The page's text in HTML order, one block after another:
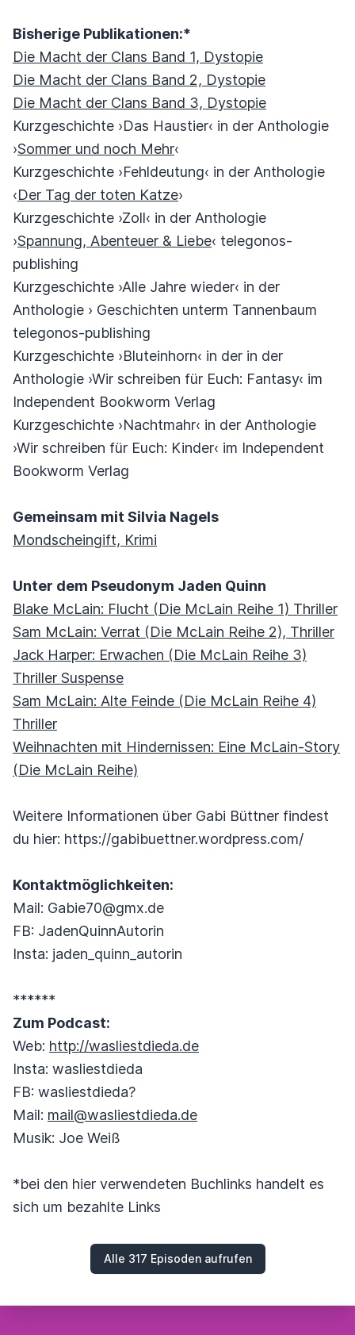
Bisherige Publikationen:*
Die Macht der Clans Band 1, Dystopie
Die Macht der Clans Band 2, Dystopie
Die Macht der Clans Band 3, Dystopie
Kurzgeschichte ›Das Haustier‹ in der Anthologie
›Sommer und noch Mehr‹
Kurzgeschichte ›Fehldeutung‹ in der Anthologie
‹Der Tag der toten Katze›
Kurzgeschichte ›Zoll‹ in der Anthologie
›Spannung, Abenteuer & Liebe‹ telegonos-
publishing
Kurzgeschichte ›Alle Jahre wieder‹ in der
Anthologie › Geschichten unterm Tannenbaum
telegonos-publishing
Kurzgeschichte ›Bluteinhorn‹ in der in der
Anthologie ›Wir schreiben für Euch: Fantasy‹ im
Independent Bookworm Verlag
Kurzgeschichte ›Nachtmahr‹ in der Anthologie
›Wir schreiben für Euch: Kinder‹ im Independent
Bookworm Verlag
Gemeinsam mit Silvia Nagels
Mondscheingift, Krimi
Unter dem Pseudonym Jaden Quinn
Blake McLain: Flucht (Die McLain Reihe 1) Thriller
Sam McLain: Verrat (Die McLain Reihe 2), Thriller
Jack Harper: Erwachen (Die McLain Reihe 3)
Thriller Suspense
Sam McLain: Alte Feinde (Die McLain Reihe 4)
Thriller
Weihnachten mit Hindernissen: Eine McLain-Story
(Die McLain Reihe)
Weitere Informationen über Gabi Büttner findest
du hier: https://gabibuettner.wordpress.com/
Kontaktmöglichkeiten:
Mail: Gabie70@gmx.de
FB: JadenQuinnAutorin
Insta: jaden_quinn_autorin
******
Zum Podcast:
Web: http://wasliestdieda.de
Insta: wasliestdieda
FB: wasliestdieda?
Mail: mail@wasliestdieda.de
Musik: Joe Weiß
*bei den hier verwendeten Buchlinks handelt es
sich um bezahlte Links
Alle 317 Episoden aufrufen